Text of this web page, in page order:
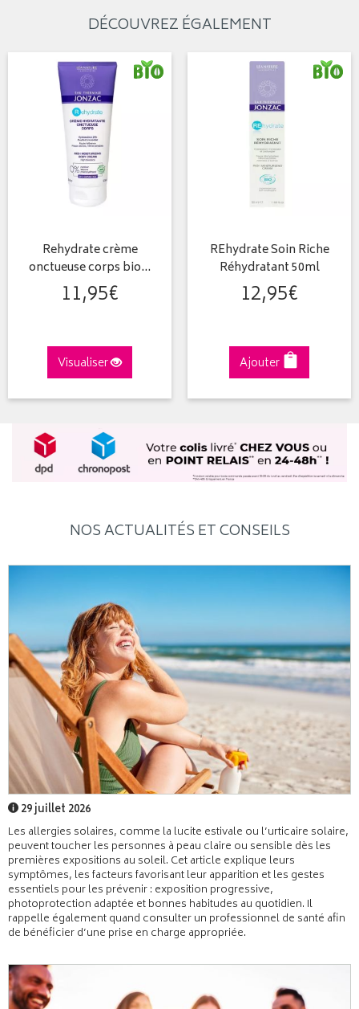
DÉCOUVREZ ÉGALEMENT
Rehydrate crème
onctueuse corps bio…
11,95€
Visualiser
REhydrate Soin Riche
Réhydratant 50ml
12,95€
Ajouter
NOS ACTUALITÉS ET CONSEILS
29 juillet 2026
Les allergies solaires, comme la lucite estivale ou l’urticaire solaire,
peuvent toucher les personnes à peau claire ou sensible dès les
premières expositions au soleil. Cet article explique leurs
symptômes, les facteurs favorisant leur apparition et les gestes
essentiels pour les prévenir : exposition progressive,
photoprotection adaptée et bonnes habitudes au quotidien. Il
rappelle également quand consulter un professionnel de santé afin
de bénéficier d’une prise en charge appropriée.